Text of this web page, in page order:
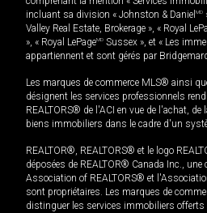
incluant sa division « Johnston & Daniel MD
Valley Real Estate, Brokerage », « Royal
», « Royal LePageMD Sussex », et « Les
appartiennent et sont gérés par
Les marques de commerce MLS® ainsi
désignent les services professionnels
REALTORS® de l'ACI en vue de l'achat, de
biens immobiliers dans le cadre d'un
REALTOR®, REALTORS® et le logo
déposées de REALTOR® Canada Inc.,
Association of REALTORS® et
sont propriétaires. Les marques de
distinguer les services immobiliers offerts